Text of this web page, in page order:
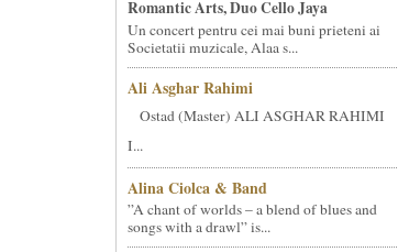
Romantic Arts, Duo Cello Jaya
Un concert pentru cei mai buni prieteni ai
Societatii muzicale, Alaa s...
Ali Asghar Rahimi
Ostad (Master) ALI ASGHAR RAHIMI
I...
Alina Ciolca & Band
”A chant of worlds – a blend of blues and
songs with a drawl” is...